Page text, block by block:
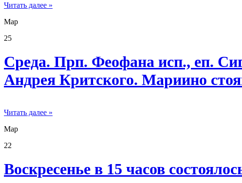
Читать далее »
Мар
25
Среда. Прп. Феофана исп., еп.
Андрея Критского. Мариино
Читать далее »
Мар
22
Воскресенье в 15 часов